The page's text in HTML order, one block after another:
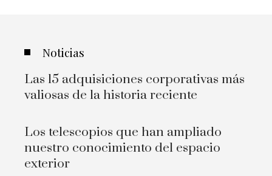
Noticias
Las 15 adquisiciones corporativas más
valiosas de la historia reciente
Los telescopios que han ampliado
nuestro conocimiento del espacio
exterior